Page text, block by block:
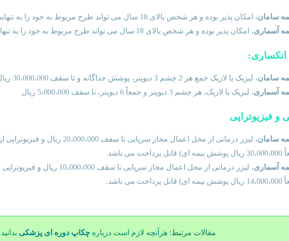
سامان، امکان پذیر بوده و هر شخص بالای 18 سال می تواند طرح مربوط به خود را به تنهایی انتخاب نماید.
آسماری، امکان پذیر بوده و هر شخص بالای 18 سال می تواند طرح مربوط به خود را به تنهایی انتخاب نماید.
سامان، لیزیک یا لازیک جمع هر 2 چشم 3 دیوپتر، پوشش جداگانه و تا سقف 30،000،000 ریال
آسماری، لیزیک یا لازیک، هر چشم 3 دیوپتر و جمعاً 6 دیوپتر، تا سقف 5،000،000 ریال
سامان
باشد.
آسماری
باشد.
مقالات مرتبط: هرآنچه لازم است درباره چکاپ دوره ای پزشکی بدانید